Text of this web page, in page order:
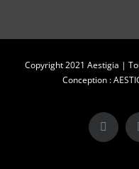
Copyright 2021 Aestigia |
Conception :
X